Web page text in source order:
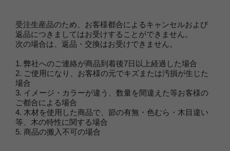
受注生産品のため、お客様都合によるキャンセルおよび
返品につきましてはお受けすることができません。
次の場合は、返品・交換はお受けできません。
1. 弊社へのご連絡が商品到着後7日以上経過した場合
2. ご使用になり、お客様の元でキズまたは汚損が生じた
場合
3. イメージ・カラーが違う、数量を間違えた等お客様の
ご都合による場合
4. 木材を使用した商品で、節の有無・色むら・木目違い
等、木の特性に関する場合
5. 商品の搬入不可の場合